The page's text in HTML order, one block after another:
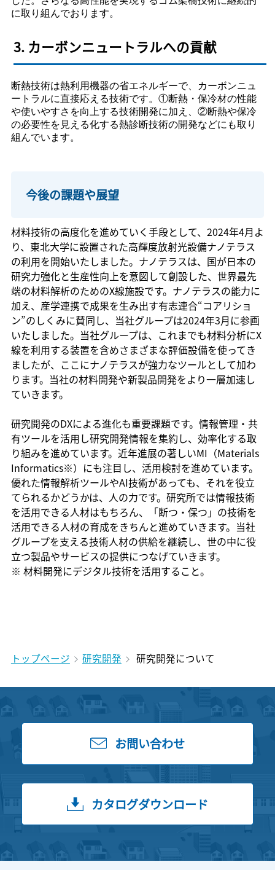
に取り組んでおります。
3. カーボンニュートラルへの貢献
断熱技術は熱利用機器の省エネルギーで、カーボンニュ
ートラルに直接応える技術です。①断熱・保冷材の性能
や使いやすさを向上する技術開発に加え、②断熱や保冷
の必要性を見える化する熱診断技術の開発などにも取り
組んでいます。
今後の課題や展望
材料技術の高度化を進めていく手段として、2024年4月よ
り、東北大学に設置された高輝度放射光設備ナノテラス
の利用を開始いたしました。ナノテラスは、国が日本の
研究力強化と生産性向上を意図して創設した、世界最先
端の材料解析のためのX線施設です。ナノテラスの能力に
加え、産学連携で成果を生み出す有志連合“コアリショ
ン”のしくみに賛同し、当社グループは2024年3月に参画
いたしました。当社グループは、これまでも材料分析にX
線を利用する装置を含めさまざまな評価設備を使ってき
ましたが、ここにナノテラスが強力なツールとして加わ
ります。当社の材料開発や新製品開発をより一層加速し
ていきます。
研究開発のDXによる進化も重要課題です。情報管理・共
有ツールを活用し研究開発情報を集約し、効率化する取
り組みを進めています。近年進展の著しいMI（Materials
Informatics※）にも注目し、活用検討を進めています。
優れた情報解析ツールやAI技術があっても、それを役立
てられるかどうかは、人の力です。研究所では情報技術
を活用できる人材はもちろん、「断つ・保つ」の技術を
活用できる人材の育成をきちんと進めていきます。当社
グループを支える技術人材の供給を継続し、世の中に役
立つ製品やサービスの提供につなげていきます。
※ 材料開発にデジタル技術を活用すること。
トップページ 研究開発 研究開発について
お問い合わせ
カタログダウンロード